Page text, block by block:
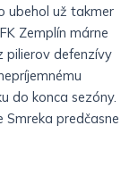
ubehol už takmer
Zemplín márne
pilierov defenzívy
do konca sezóny.
Smreka predčasne